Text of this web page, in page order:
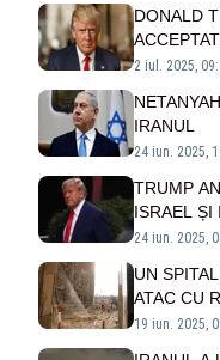
DONALD
GAZA
2 iul. 2025,
IRANUL
24 iun. 2025,
TRUMP
ISRAEL ȘI
24 iun. 2025,
UN
ATAC CU
19 iun. 2025,